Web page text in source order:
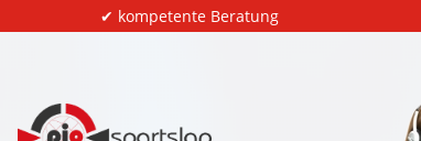
✔ kompetente Beratung